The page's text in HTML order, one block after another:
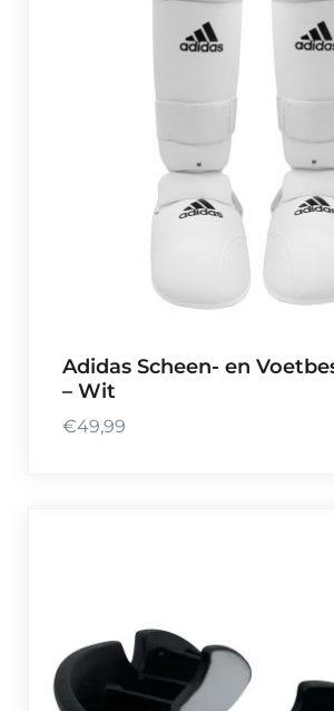
Adidas Scheen- en
– Wit
€49,99